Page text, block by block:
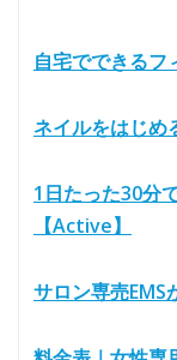
自宅でできるフ
ネイルをはじめ
1日たった30分
【Active】
サロン専売EMS